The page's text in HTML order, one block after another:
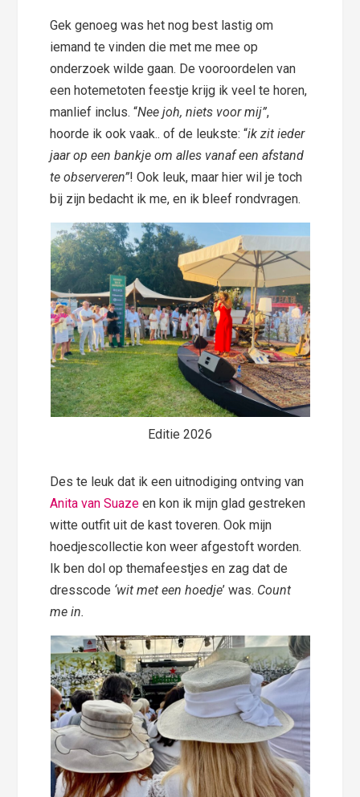
Gek genoeg was het nog best lastig om
iemand te vinden die met me mee op
onderzoek wilde gaan. De vooroordelen van
een hotemetoten feestje krijg ik veel te horen,
manlief inclus. “Nee joh, niets voor mij”,
hoorde ik ook vaak.. of de leukste: “ik zit ieder
jaar op een bankje om alles vanaf een afstand
te observeren”! Ook leuk, maar hier wil je toch
bij zijn bedacht ik me, en ik bleef rondvragen.
Editie 2026
Des te leuk dat ik een uitnodiging ontving van
Anita van Suaze en kon ik mijn glad gestreken
witte outfit uit de kast toveren. Ook mijn
hoedjescollectie kon weer afgestoft worden.
Ik ben dol op themafeestjes en zag dat de
dresscode ‘wit met een hoedje’ was. Count
me in.